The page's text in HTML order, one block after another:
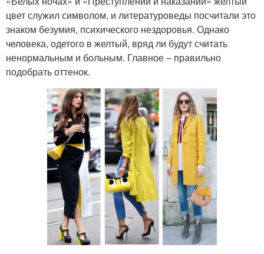
цвет служил символом, и литературоведы посчитали это
знаком безумия, психического нездоровья. Однако
человека, одетого в желтый, вряд ли будут считать
ненормальным и больным. Главное – правильно
подобрать оттенок.